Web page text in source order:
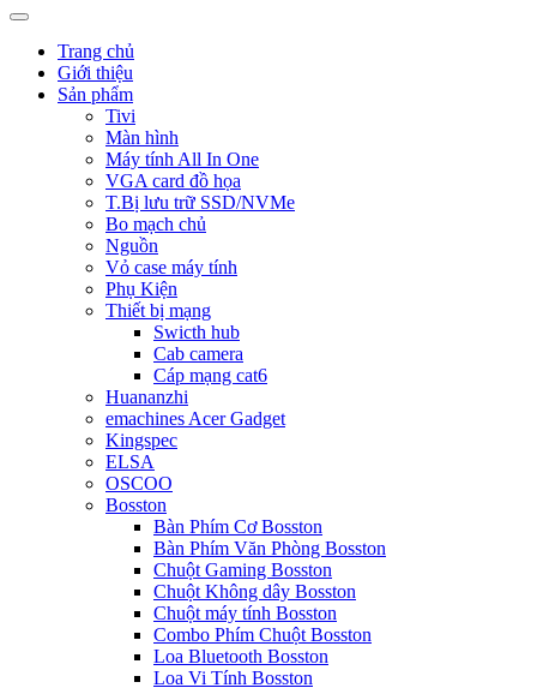
Trang chủ
Giới thiệu
Sản phẩm
Tivi
Màn hình
Máy tính All In One
VGA card đồ họa
T.Bị lưu trữ SSD/NVMe
Bo mạch chủ
Nguồn
Vỏ case máy tính
Phụ Kiện
Thiết bị mạng
Swicth hub
Cab camera
Cáp mạng cat6
Huananzhi
emachines Acer Gadget
Kingspec
ELSA
OSCOO
Bosston
Bàn Phím Cơ Bosston
Bàn Phím Văn Phòng Bosston
Chuột Gaming Bosston
Chuột Không dây Bosston
Chuột máy tính Bosston
Combo Phím Chuột Bosston
Loa Bluetooth Bosston
Loa Vi Tính Bosston